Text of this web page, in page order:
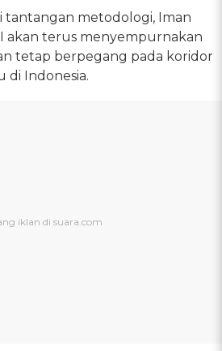
tantangan metodologi, Iman
akan terus menyempurnakan
tetap berpegang pada koridor
di Indonesia.